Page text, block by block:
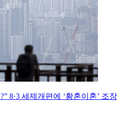
8·3 세제개편에 ‘황혼이혼’ 조장